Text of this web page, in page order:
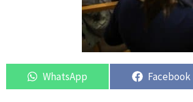
Compartir
en
WhatsApp
Compartir
en
Facebook
Compartir
en
Compartir
en